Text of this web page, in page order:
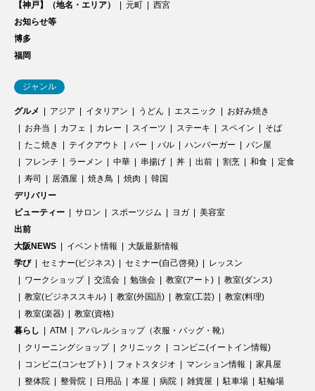
【神戸】（地名・エリア）
元町
西宮
お知らせ等
博多
福岡
ジャンル
グルメ アジア イタリアン うどん エスニック
お好み焼き
お弁当
カフェ カレー スイーツ ステーキ スペイン
そば
たこ焼き
テイクアウト バー バル ハンバーガー
パン屋
フレンチ
ラーメン 中華 串揚げ 丼 出前 割烹 和食
定食
寿司
居酒屋 焼き鳥 焼肉
韓国
デリバリー
ビューティー
サロン スポーツジム ヨガ
美容室
出前
大阪NEWS
イベント情報
大阪最新情報
学び
セミナー(ビジネス) セミナー(自己啓発)
レッスン
ワークショップ
交流会 勉強会 教室(アート)
教室(ダンス)
教室(ビジネススキル)
教室(外国語) 教室(工芸)
教室(料理)
教室(楽器)
教室(資格)
暮らし
ATM
アパレルショップ（衣服・バッグ・靴）
クリーニングショップ
クリニック
コンビニ(イートイン情報)
コンビニ(コンセプト)
フォトスタジオ マンション情報
家具屋
整体院
整骨院 日用品 本屋 病院 雑貨屋 駐車場 駐輪場